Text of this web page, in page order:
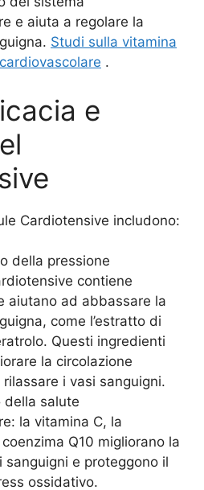
e aiuta a regolare la
Studi sulla vitamina
.
e
Cardiotensive includono:
della pressione
contiene
aiutano ad abbassare la
come l’estratto di
Questi ingredienti
la circolazione
i vasi sanguigni.
della salute
la vitamina C, la
Q10 migliorano la
sanguigni e proteggono il
ossidativo.